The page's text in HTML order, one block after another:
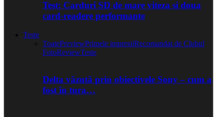
Test: Carduri SD de mare viteza si doua
card-readere performante
Teste
ToatePreviewPrimele impresiiRecomandat de Clubul
FotoReviewTeste
Delta văzută prin obiectivele Sony – cum a
fost în tura…